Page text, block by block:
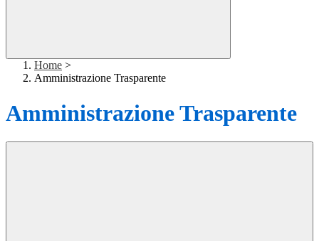
Home >
Amministrazione Trasparente
Amministrazione Trasparente